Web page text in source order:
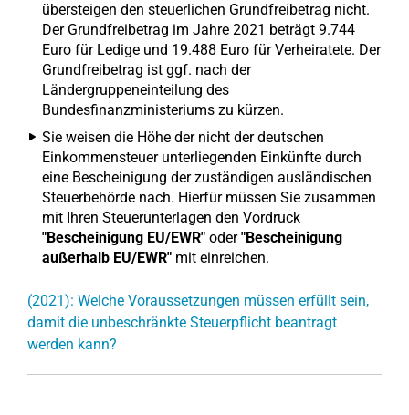
übersteigen den steuerlichen Grundfreibetrag nicht.
Der Grundfreibetrag im Jahre 2021 beträgt 9.744
Euro für Ledige und 19.488 Euro für Verheiratete. Der
Grundfreibetrag ist ggf. nach der
Ländergruppeneinteilung des
Bundesfinanzministeriums zu kürzen.
Sie weisen die Höhe der nicht der deutschen
Einkommensteuer unterliegenden Einkünfte durch
eine Bescheinigung der zuständigen ausländischen
Steuerbehörde nach. Hierfür müssen Sie zusammen
mit Ihren Steuerunterlagen den Vordruck
"Bescheinigung EU/EWR" oder"Bescheinigung
außerhalb EU/EWR" mit einreichen.
(2021): Welche Voraussetzungen müssen erfüllt sein,
damit die unbeschränkte Steuerpflicht beantragt
werden kann?